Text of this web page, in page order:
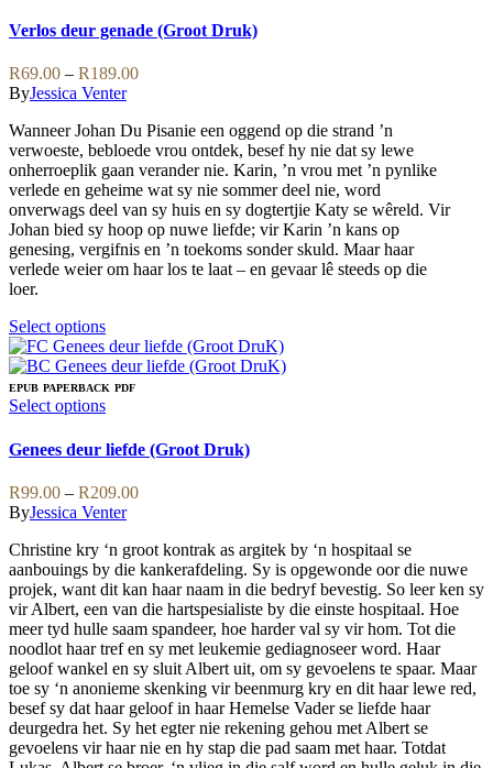
options
may
be
chosen
on
the
product
page
has
multiple
variants.
The
options
may
be
chosen
on
the
product
page
Verlos deur genade (Groot Druk)
R69.00 – R189.00Price
through
R189.00
ByJessica Venter
Wanneer Johan Du Pisanie een oggend op die strand ’n
verwoeste, bebloede vrou ontdek, besef hy nie dat sy lewe
onherroeplik gaan verander nie. Karin, ’n vrou met ’n pynlike
verlede en geheime wat sy nie sommer deel nie, word
onverwags deel van sy huis en sy dogtertjie Katy se wêreld. Vir
Johan bied sy hoop op nuwe liefde; vir Karin ’n kans op
genesing, vergifnis en ’n toekoms sonder skuld. Maar haar
verlede weier om haar los te laat – en gevaar lê steeds op die
loer.
Select optionsThis
product
has
multiple
variants.
options
may
be
chosen
on
the
product
page
EPUB PAPERBACK PDF
Select optionsThis
has
multiple
variants.
The
options
may
be
chosen
on
the
product
page
Genees deur liefde (Groot Druk)
R99.00 – R209.00Price
through
R209.00
ByJessica Venter
Christine kry ‘n groot kontrak as argitek by ‘n hospitaal se
aanbouings by die kankerafdeling. Sy is opgewonde oor die nuwe
projek, want dit kan haar naam in die bedryf bevestig. So leer ken sy
vir Albert, een van die hartspesialiste by die einste hospitaal. Hoe
meer tyd hulle saam spandeer, hoe harder val sy vir hom. Tot die
noodlot haar tref en sy met leukemie gediagnoseer word. Haar
geloof wankel en sy sluit Albert uit, om sy gevoelens te spaar. Maar
toe sy ‘n anonieme skenking vir beenmurg kry en dit haar lewe red,
besef sy dat haar geloof in haar Hemelse Vader se liefde haar
deurgedra het. Sy het egter nie rekening gehou met Albert se
gevoelens vir haar nie en hy stap die pad saam met haar. Totdat